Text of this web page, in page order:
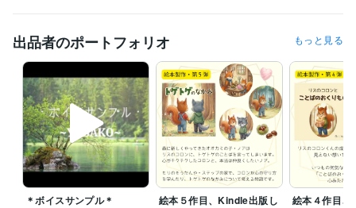
DMは、サービスページ内の『出品者に質問』か
プロフページの『メッセージを送る』から送れます。
「こんなこと相談できますか？」
「何時から対応できますか？」など
お問い合わせだけでも大歓迎です♪⸜(*ˊᵕˋ*)⸝‬
お気軽にメッセージくださいね✨
営業 / 営業事務・アシスタント 経験年数 : 5年
出品者のポートフォリオ もっと見る
＊ボイスサンプル＊
絵本５作目、Kindle出版し
絵本４作目